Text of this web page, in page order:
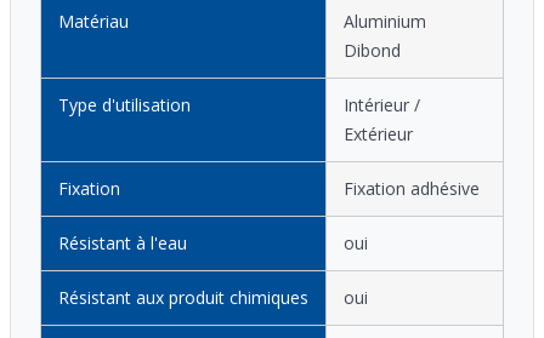
Matériau
Aluminium
Dibond
Type d'utilisation
Intérieur /
Extérieur
Fixation Fixation adhésive
Résistant à l'eau oui
Résistant aux produit chimiques oui